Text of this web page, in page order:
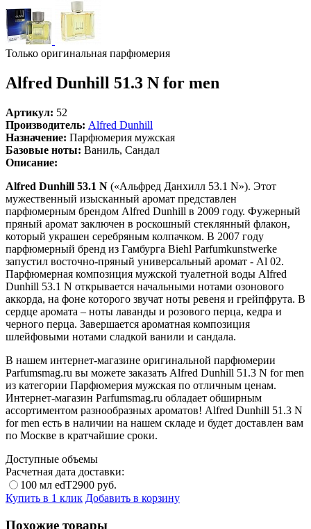
Только оригинальная парфюмерия
Alfred Dunhill 51.3 N for men
Артикул: 52
Производитель: Alfred Dunhill
Назначение: Парфюмерия мужская
Базовые ноты: Ваниль, Сандал
Описание:
Alfred Dunhill 53.1 N («Альфред Данхилл 53.1 N»). Этот
мужественный изысканный аромат представлен
парфюмерным брендом Alfred Dunhill в 2009 году. Фужерный
пряный аромат заключен в роскошный стеклянный флакон,
который украшен серебряным колпачком. В 2007 году
парфюмерный бренд из Гамбурга Biehl Parfumkunstwerke
запустил восточно-пряный универсальный аромат - Al 02.
Парфюмерная композиция мужской туалетной воды Alfred
Dunhill 53.1 N открывается начальными нотами озонового
аккорда, на фоне которого звучат ноты ревеня и грейпфрута. В
сердце аромата – ноты лаванды и розового перца, кедра и
черного перца. Завершается ароматная композиция
шлейфовыми нотами сладкой ванили и сандала.
В нашем интернет-магазине оригинальной парфюмерии
Parfumsmag.ru вы можете заказать Alfred Dunhill 51.3 N for men
из категории Парфюмерия мужская по отличным ценам.
Интернет-магазин Parfumsmag.ru обладает обширным
ассортиментом разнообразных ароматов! Alfred Dunhill 51.3 N
for men есть в наличии на нашем складе и будет доставлен вам
по Москве в кратчайшие сроки.
Доступные объемы
Расчетная дата доставки:
100 мл edT2900 руб.
Купить в 1 клик Добавить в корзину
Похожие товары